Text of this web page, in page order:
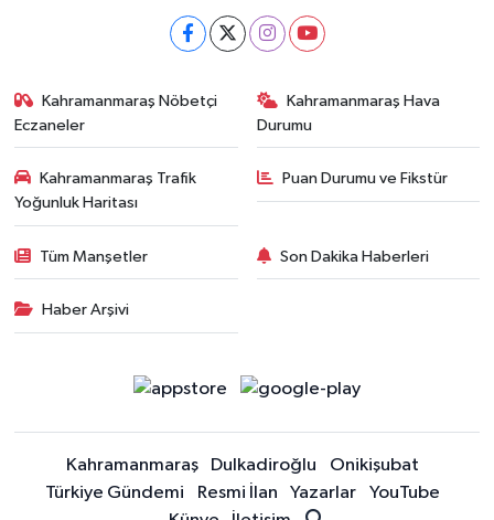
Kahramanmaraş Nöbetçi
Eczaneler
Kahramanmaraş Hava
Durumu
Kahramanmaraş Trafik
Yoğunluk Haritası
Puan Durumu ve Fikstür
Tüm Manşetler Son Dakika Haberleri
Haber Arşivi
Kahramanmaraş Dulkadiroğlu
Onikişubat
Türkiye Gündemi
Resmi İlan Yazarlar
YouTube